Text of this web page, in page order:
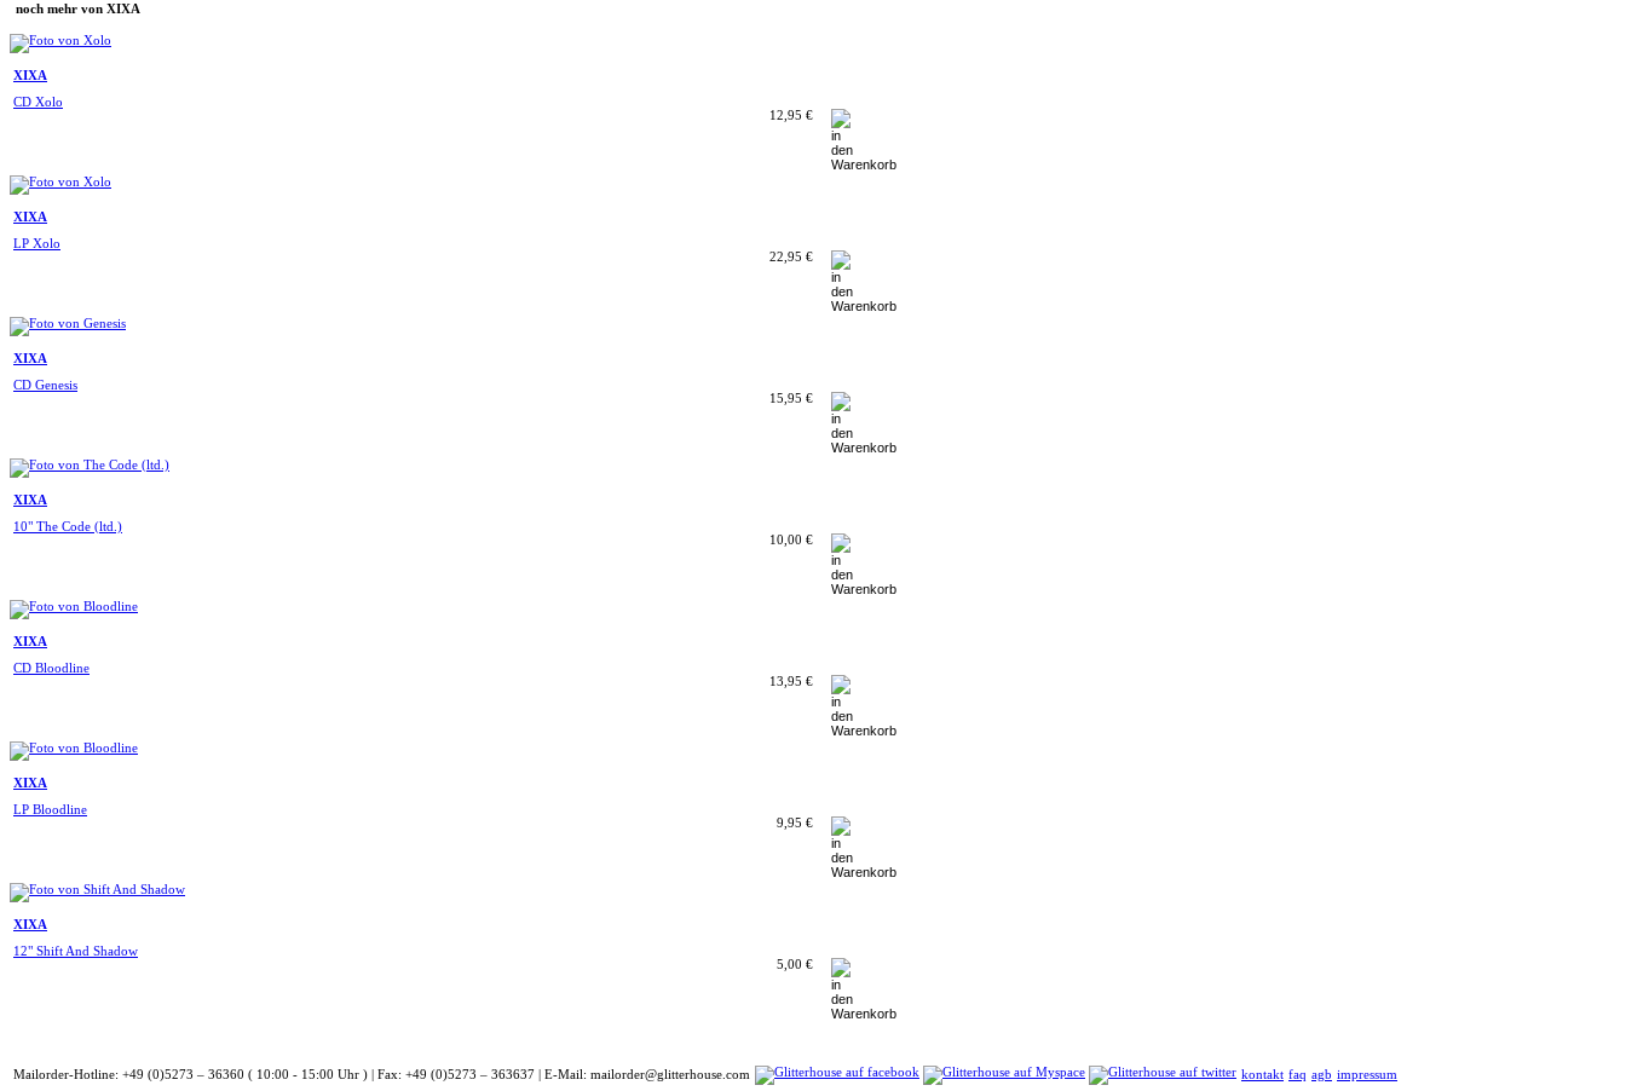
noch mehr von XIXA
XIXA
CD Xolo
12,95 €
XIXA
LP Xolo
22,95 €
XIXA
CD Genesis
15,95 €
XIXA
10" The Code (ltd.)
10,00 €
XIXA
CD Bloodline
13,95 €
XIXA
LP Bloodline
9,95 €
XIXA
12" Shift And Shadow
5,00 €
Mailorder-Hotline: +49 (0)5273 – 36360 ( 10:00 - 15:00 Uhr ) | Fax: +49 (0)5273 – 363637 | E-Mail: mailorder@glitterhouse.com kontakt faq agb impressum